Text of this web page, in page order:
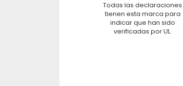
Todas las declaraciones
tienen esta marca para
indicar que han sido
verificadas por UL.